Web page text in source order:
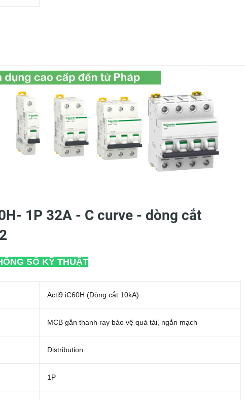
1P 32A - C curve - dòng cắt
SỐ KỸ THUẬT
Acti9 iC60H (Dòng cắt 10kA)
MCB gắn thanh ray bảo vệ quá tải, ngắn mạch
Distribution
1P